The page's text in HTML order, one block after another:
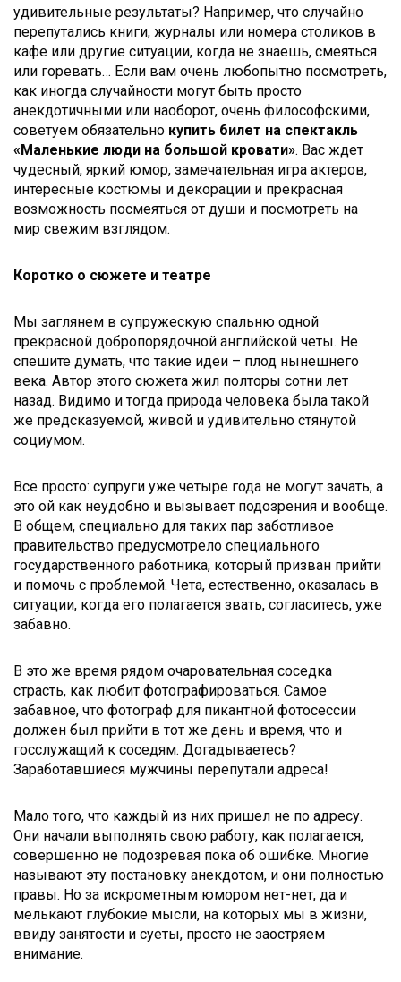
удивительные результаты? Например, что случайно
перепутались книги, журналы или номера столиков в
кафе или другие ситуации, когда не знаешь, смеяться
или горевать… Если вам очень любопытно посмотреть,
как иногда случайности могут быть просто
анекдотичными или наоборот, очень философскими,
советуем обязательно купить билет на спектакль
«Маленькие люди на большой кровати». Вас ждет
чудесный, яркий юмор, замечательная игра актеров,
интересные костюмы и декорации и прекрасная
возможность посмеяться от души и посмотреть на
мир свежим взглядом.
Коротко о сюжете и театре
Мы заглянем в супружескую спальню одной
прекрасной добропорядочной английской четы. Не
спешите думать, что такие идеи – плод нынешнего
века. Автор этого сюжета жил полторы сотни лет
назад. Видимо и тогда природа человека была такой
же предсказуемой, живой и удивительно стянутой
социумом.
Все просто: супруги уже четыре года не могут зачать, а
это ой как неудобно и вызывает подозрения и вообще.
В общем, специально для таких пар заботливое
правительство предусмотрело специального
государственного работника, который призван прийти
и помочь с проблемой. Чета, естественно, оказалась в
ситуации, когда его полагается звать, согласитесь, уже
забавно.
В это же время рядом очаровательная соседка
страсть, как любит фотографироваться. Самое
забавное, что фотограф для пикантной фотосессии
должен был прийти в тот же день и время, что и
госслужащий к соседям. Догадываетесь?
Заработавшиеся мужчины перепутали адреса!
Мало того, что каждый из них пришел не по адресу.
Они начали выполнять свою работу, как полагается,
совершенно не подозревая пока об ошибке. Многие
называют эту постановку анекдотом, и они полностью
правы. Но за искрометным юмором нет-нет, да и
мелькают глубокие мысли, на которых мы в жизни,
ввиду занятости и суеты, просто не заостряем
внимание.